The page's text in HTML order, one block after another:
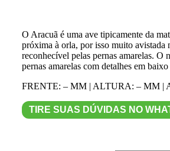
R$469,00
O Aracuã é uma ave tipicamente da
próxima à orla, por isso muito avistada
reconhecível pelas pernas amarelas. O
pernas amarelas com detalhes em
FRENTE: – MM | ALTURA: – MM |
TIRE SUAS DÚVIDAS NO